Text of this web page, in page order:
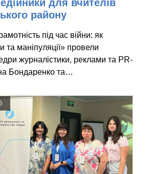
для вчителів
району
під час війни: як
та маніпуляції» провели
журналістики, реклами та PR-
Бондаренко та…